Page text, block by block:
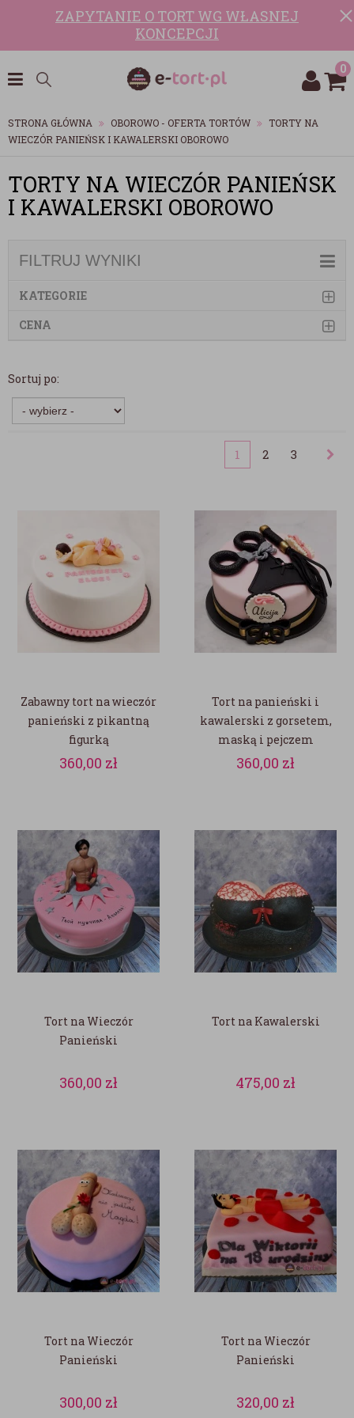
ZAPYTANIE O TORT WG WŁASNEJ
KONCEPCJI
0
STRONA GŁÓWNA OBOROWO - OFERTA TORTÓW
TORTY NA
WIECZÓR PANIEŃSK I KAWALERSKI OBOROWO
TORTY NA WIECZÓR PANIEŃSK
I KAWALERSKI OBOROWO
FILTRUJ WYNIKI
KATEGORIE
CENA
Sortuj po:
1 2 3
Zabawny tort na wieczór
panieński z pikantną
figurką
360,00 zł
Tort na panieński i
kawalerski z gorsetem,
maską i pejczem
360,00 zł
Tort na Wieczór
Panieński
360,00 zł
Tort na Kawalerski
475,00 zł
Tort na Wieczór
Panieński
300,00 zł
Tort na Wieczór
Panieński
320,00 zł